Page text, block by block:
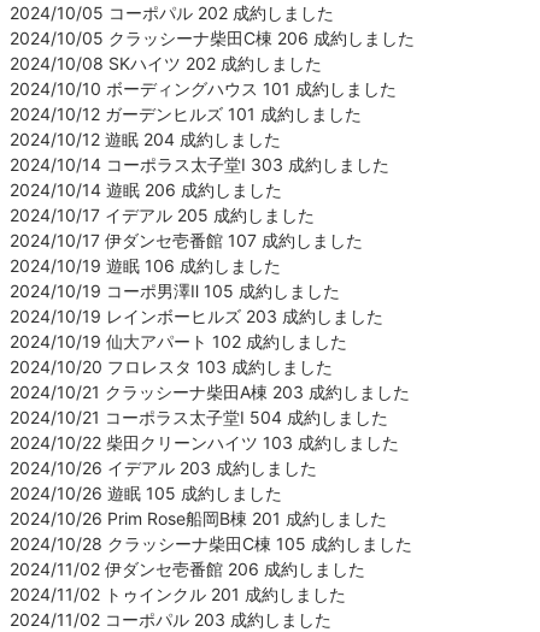
2024/10/05 コーポパル 202 成約しました
2024/10/05 クラッシーナ柴田C棟 206 成約しました
2024/10/08 SKハイツ 202 成約しました
2024/10/10 ボーディングハウス 101 成約しました
2024/10/12 ガーデンヒルズ 101 成約しました
2024/10/12 遊眠 204 成約しました
2024/10/14 コーポラス太子堂Ⅰ 303 成約しました
2024/10/14 遊眠 206 成約しました
2024/10/17 イデアル 205 成約しました
2024/10/17 伊ダンセ壱番館 107 成約しました
2024/10/19 遊眠 106 成約しました
2024/10/19 コーポ男澤Ⅱ 105 成約しました
2024/10/19 レインボーヒルズ 203 成約しました
2024/10/19 仙大アパート 102 成約しました
2024/10/20 フロレスタ 103 成約しました
2024/10/21 クラッシーナ柴田A棟 203 成約しました
2024/10/21 コーポラス太子堂Ⅰ 504 成約しました
2024/10/22 柴田クリーンハイツ 103 成約しました
2024/10/26 イデアル 203 成約しました
2024/10/26 遊眠 105 成約しました
2024/10/26 Prim Rose船岡B棟 201 成約しました
2024/10/28 クラッシーナ柴田C棟 105 成約しました
2024/11/02 伊ダンセ壱番館 206 成約しました
2024/11/02 トゥインクル 201 成約しました
2024/11/02 コーポパル 203 成約しました